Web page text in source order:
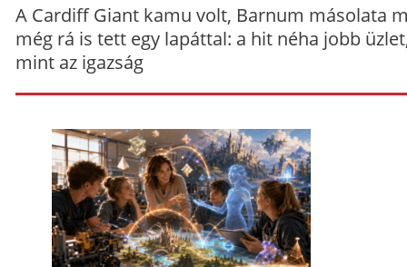
A Cardiff Giant kamu volt, Barnum másolata
még rá is tett egy lapáttal: a hit néha jobb
mint az igazság